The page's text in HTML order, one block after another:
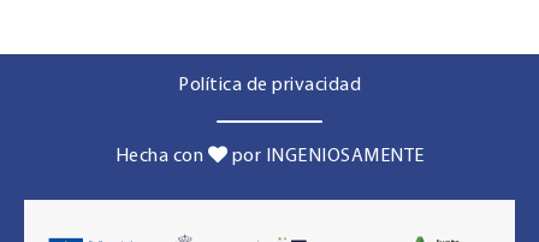
Política de privacidad
Hecha con por INGENIOSAMENTE